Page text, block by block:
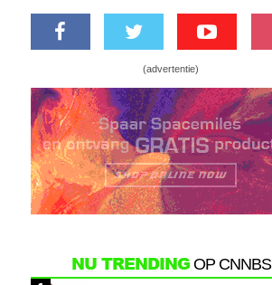
(advertentie)
NU TRENDINGOP CNNBS